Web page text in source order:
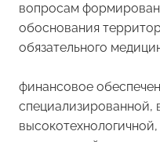
вопросам
обоснования
обязательного
финансовое
специализированной,